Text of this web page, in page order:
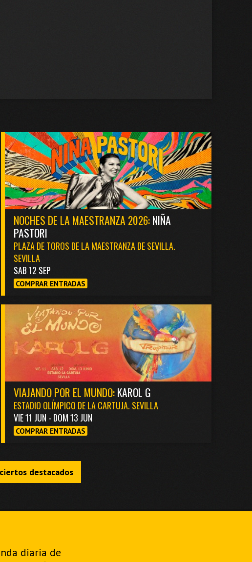
NOCHES DE LA MAESTRANZA 2026:NIÑA
PASTORI
PLAZA DE TOROS DE LA MAESTRANZA DE SEVILLA.
SEVILLA
SAB 12 SEP
COMPRAR ENTRADAS
VIAJANDO POR EL MUNDO:KAROL G
ESTADIO OLÍMPICO DE LA CARTUJA. SEVILLA
VIE 11 JUN - DOM 13 JUN
COMPRAR ENTRADAS
destacados
diaria de